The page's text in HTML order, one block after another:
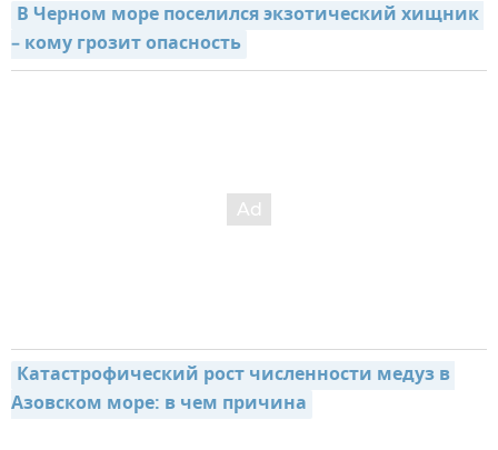
В Черном море поселился экзотический хищник
– кому грозит опасность
Катастрофический рост численности медуз в
Азовском море: в чем причина